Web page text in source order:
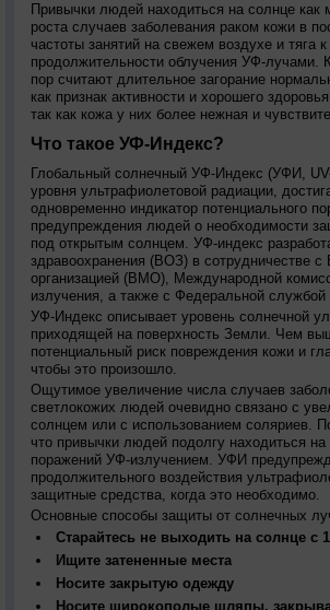
Привычки людей находиться на солнце
роста случаев заболевания раком кожи в
частоты занятий на свежем воздухе и тяга
продолжительности облучения УФ-
пор считают длительное загорание
как признак активности и хорошего
так как кожа у них более нежная и
Что такое УФ-Индекс?
Глобальный солнечный УФ-Индекс (УФИ,
уровня ультрафиолетовой радиации,
одновременно индикатор потенциального
предупреждения людей о необходимости
под открытым солнцем. УФ-индекс
здравоохранения (ВОЗ) в сотрудничестве с
организацией (ВМО), Международной
излучения, а также с Федеральной
УФ-Индекс описывает уровень солнечной
приходящей на поверхность Земли. Чем
потенциальный риск повреждения кожи и
чтобы это произошло.
Ощутимое увеличение числа случаев
светлокожих людей очевидно связано с
солнцем или с использованием соляриев.
что привычки людей подолгу находиться
поражений УФ-излучением. УФИ
продолжительного воздействия
защитные средства, когда это необходимо.
Основные способы защиты от солнечных
Старайтесь не выходить на солнце с
Ищите затененные места
Носите закрытую одежду
Носите широкополые шляпы,